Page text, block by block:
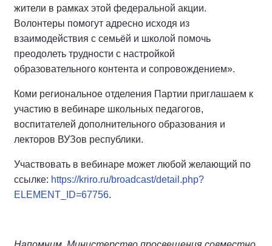
жители в рамках этой федеральной акции.
Волонтеры помогут адресно исходя из
взаимодействия с семьёй и школой помочь
преодолеть трудности с настройкой
образовательного контента и сопровождением».
Коми региональное отделения Партии приглашаем к
участию в вебинаре школьных педагогов,
воспитателей дополнительного образования и
лекторов ВУЗов республики.
Участвовать в вебинаре может любой желающий по
ссылке: https://kriro.ru/broadcast/detail.php?
ELEMENT_ID=67756.